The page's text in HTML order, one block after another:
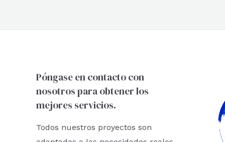
Póngase en contacto con
nosotros para obtener los
mejores servicios.
Todos nuestros proyectos son